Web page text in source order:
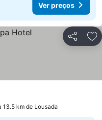
Ver preços
Partilhar
13.5 km de Lousada